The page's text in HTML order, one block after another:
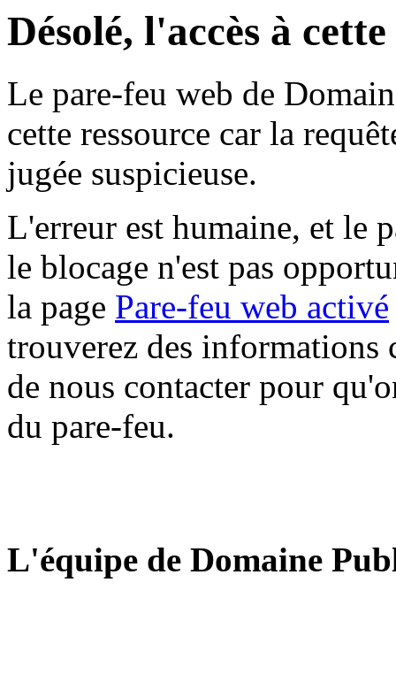
Désolé, l'accès à
Le pare-feu web de
cette ressource car la
jugée suspicieuse.
L'erreur est humaine, et le
le blocage n'est pas
la page Pare-feu web activé
trouverez des informations
de nous contacter pour
du pare-feu.
L'équipe de Domaine